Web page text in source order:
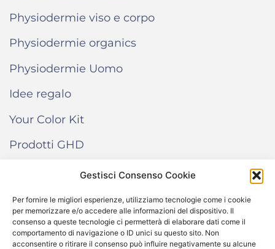
Gestisci Consenso Cookie
Per fornire le migliori esperienze, utilizziamo tecnologie come i cookie
per memorizzare e/o accedere alle informazioni del dispositivo. Il
consenso a queste tecnologie ci permetterà di elaborare dati come il
comportamento di navigazione o ID unici su questo sito. Non
acconsentire o ritirare il consenso può influire negativamente su alcune
Physiodermie viso e corpo
Physiodermie organics
Physiodermie Uomo
Idee regalo
Your Color Kit
Prodotti GHD
Termini e condizioni di vendita
Cookie Policy